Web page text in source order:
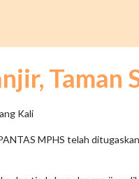
Taman
Kali
MPHS telah